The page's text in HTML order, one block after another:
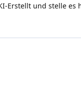
Erstellt und stelle es